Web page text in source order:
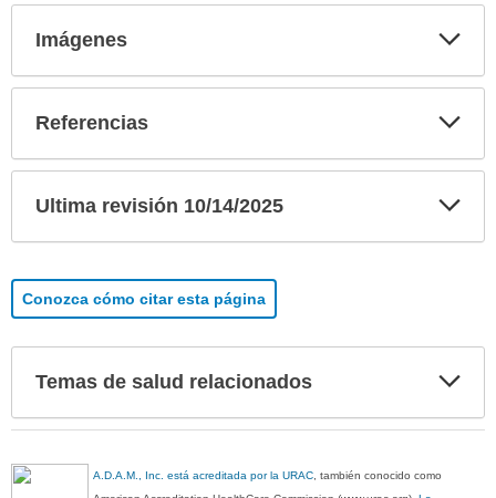
Imágenes
Referencias
Ultima revisión 10/14/2025
Conozca cómo citar esta página
Temas de salud relacionados
A.D.A.M., Inc. está acreditada por la URAC, también conocido como